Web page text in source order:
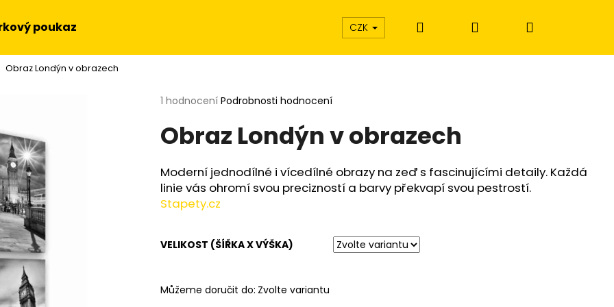
poukaz CZK Hledat PřihlášeníNákupní
Obraz Londýn v obrazech
Průměrné
produktu
je
z
5
hvězdiček.
1 hodnocení Podrobnosti hodnocení
Obraz Londýn v obrazech
Moderní jednodílné i vícedílné obrazy na zeď s fascinujícími detaily. Každá
linie vás ohromí svou precizností a barvy překvapí svou pestrostí.
Stapety.cz
VELIKOST (ŠÍŘKA X VÝŠKA)
Můžeme doručit do: Zvolte variantu
Co potřebujete najít?
HLEDAT
Doporučujeme
NA STĚNU - SLUNEČNICE
OBRAZ - HUDEBNÍ EXTÁZE